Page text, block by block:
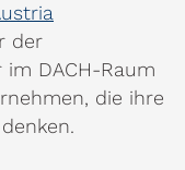
der
DACH-Raum
die ihre